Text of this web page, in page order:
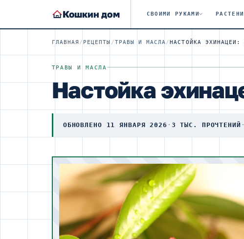
Кошкин дом СВОИМИ РУКАМИ
ГЛАВНАЯ / РЕЦЕПТЫ /ТРАВЫ И МАСЛА /
ТРАВЫ И МАСЛА
Настойка
ОБНОВЛЕНО 11 ЯНВАРЯ 2026 · 3 ТЫС. ПРОЧТЕНИЙ ·